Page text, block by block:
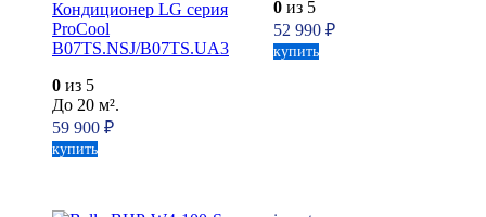
Кондиционер LG серия
ProCool
B07TS.NSJ/B07TS.UA3
0 из 5
До 20 м².
59 900 ₽
купить
0из 5
52 990 ₽
купить